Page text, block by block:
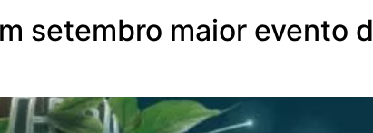
setembro maior evento